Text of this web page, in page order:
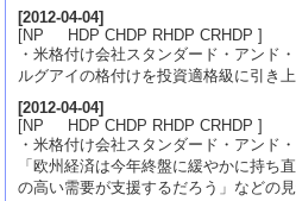
[2012-04-04]
[NP HDP CHDP RHDP CRHDP ]
・米格付け会社スタンダード・アンド
ルグアイの格付けを投資適格級に引き
[2012-04-04]
[NP HDP CHDP RHDP CRHDP ]
・米格付け会社スタンダード・アンド
「欧州経済は今年終盤に緩やかに持ち
の高い需要が支援するだろう」などの